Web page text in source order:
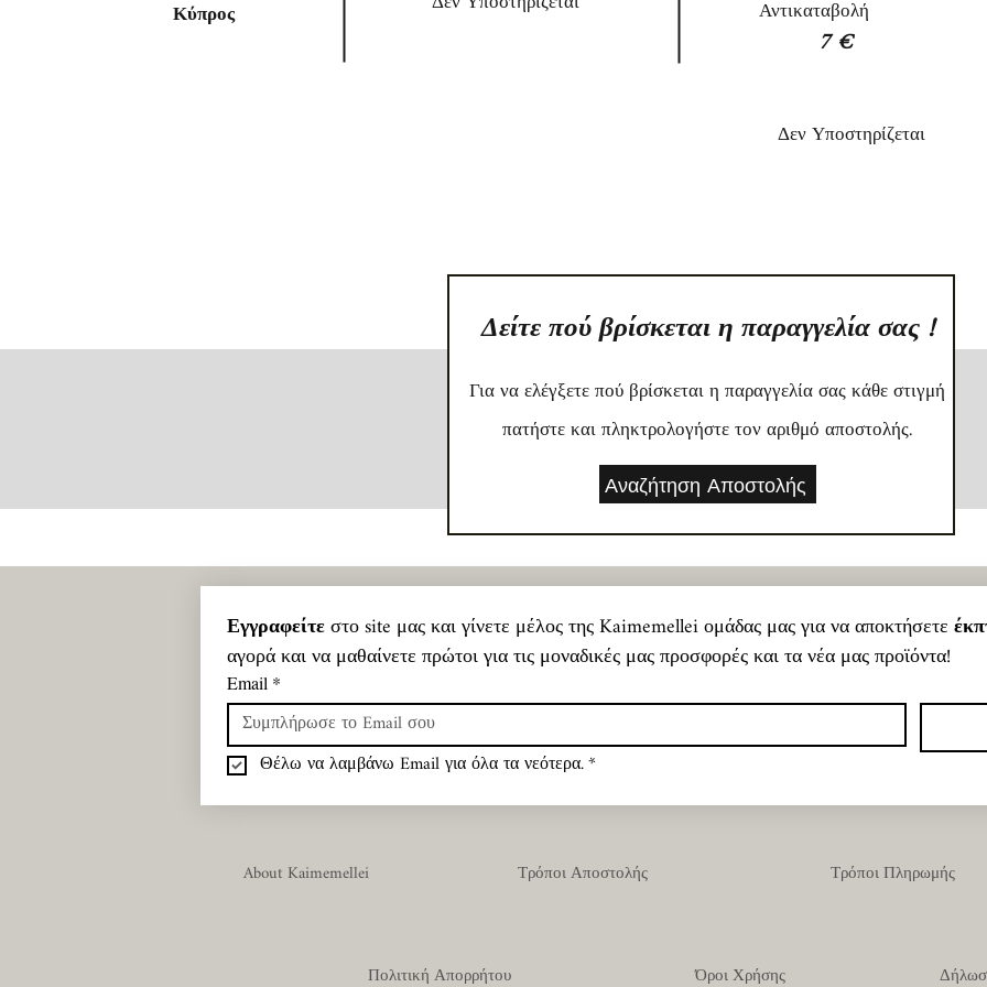
Κύπρος Αντικαταβολή
7€
Δεν Υποστηρίζεται
Δείτε πού βρίσκεται η παραγγελία σας !
Για να ελέγξετε πού βρίσκεται η παραγγελία σας κάθε στιγμή
πατήστε και πληκτρολογήστε τον αριθμό αποστολής.
Αναζήτηση Αποστολής
Εγγραφείτε στο site μας και γίνετε μέλος της Kaimemellei ομάδας μας για να αποκτήσετε
αγορά και να μαθαίνετε πρώτοι για τις μοναδικές μας προσφορές και τα νέα μας προϊόντα!
Email *
Θέλω να λαμβάνω Email για όλα τα νεότερα.*
About Kaimemellei Τρόποι Αποστολής Τρόποι Πληρωμής
Πολιτική Απορρήτου Όροι Χρήσης